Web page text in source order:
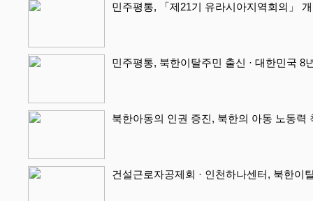
민주평통, 「제21기 유라시아지역회의」
민주평통, 북한이탈주민 출신 · 대한민국 8
북한아동의 인권 증진, 북한의 아동 노동력
건설근로자공제회 · 인천하나센터, 북한이